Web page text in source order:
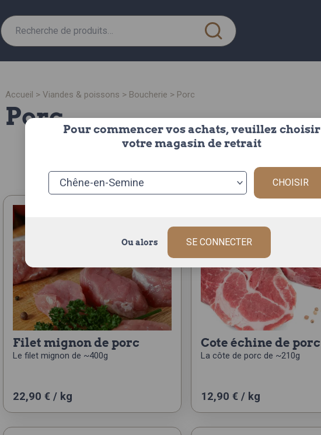
Recherche
pour :
Pour commencer vos achats, veuillez choisir
votre magasin de retrait
CHOISIR
Ou alors SE CONNECTER
accueil > viandes & poissons > boucherie > porc
porc
filet mignon de porc
Le filet mignon de ~400g
22,90 € / kg
cote échine de porc
La côte de porc de ~210g
12,90 € / kg